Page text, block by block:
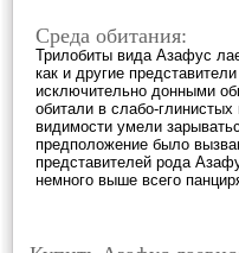
Среда обитания:
Трилобиты вида Азафус
как и другие
исключительно донными
обитали в слабо-
видимости умели
предположение было
представителей рода
немного выше всего